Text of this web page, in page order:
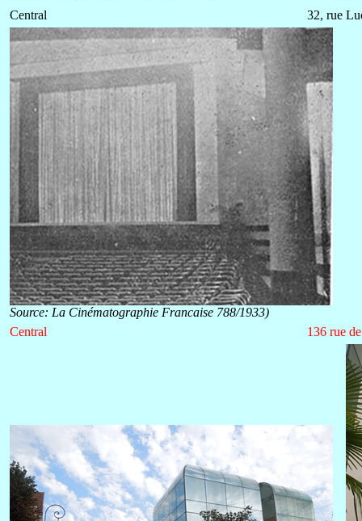
Central 32, rue
Source: La Cinématographie Francaise 788/1933)
Central
136 rue